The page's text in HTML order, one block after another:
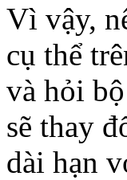
Vì vậy,
cụ thể
và hỏi
sẽ thay
dài hạn